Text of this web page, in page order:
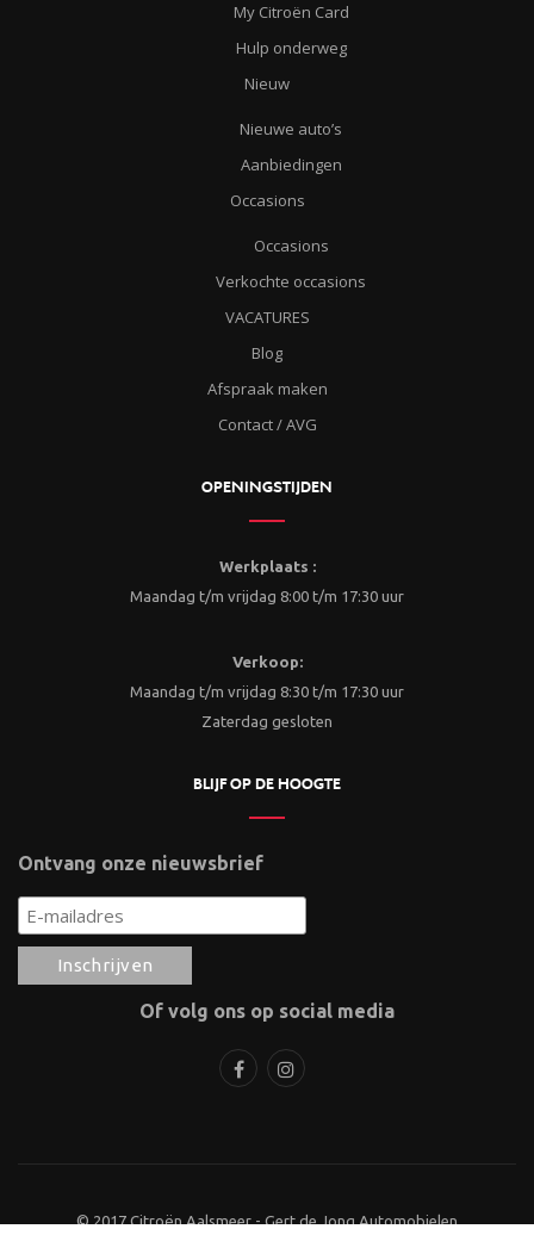
My Citroën Card
Hulp onderweg
Nieuw
Nieuwe auto’s
Aanbiedingen
Occasions
Occasions
Verkochte occasions
VACATURES
Blog
Afspraak maken
Contact / AVG
OPENINGSTIJDEN
Werkplaats :
Maandag t/m vrijdag 8:00 t/m 17:30 uur
Verkoop:
Maandag t/m vrijdag 8:30 t/m 17:30 uur
Zaterdag gesloten
BLIJF OP DE HOOGTE
Ontvang onze nieuwsbrief
Of volg ons op social media
© 2017 Citroën Aalsmeer - Gert de Jong Automobielen